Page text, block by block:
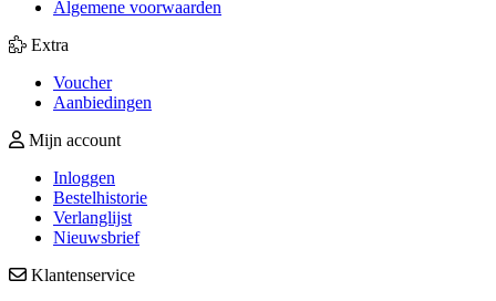
Algemene voorwaarden
Extra
Voucher
Aanbiedingen
Mijn account
Inloggen
Bestelhistorie
Verlanglijst
Nieuwsbrief
Klantenservice